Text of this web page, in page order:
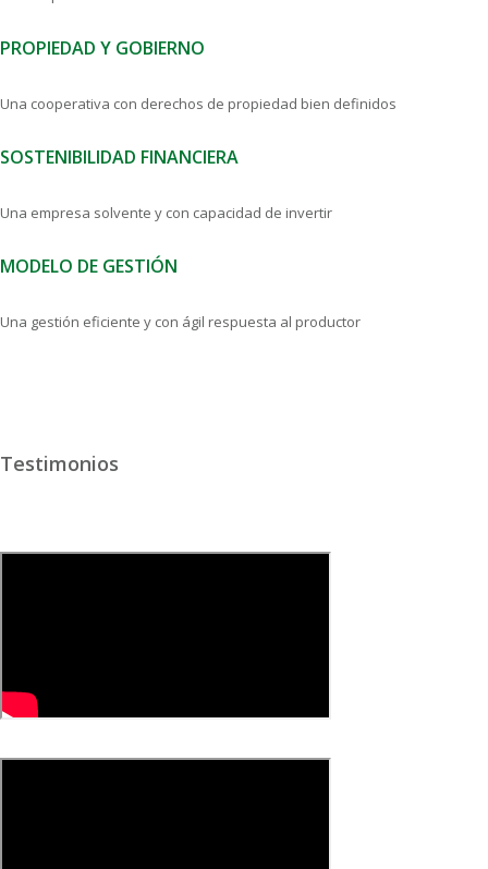
PROPIEDAD Y GOBIERNO
Una cooperativa con derechos de propiedad bien definidos
SOSTENIBILIDAD FINANCIERA
Una empresa solvente y con capacidad de invertir
MODELO DE GESTIÓN
Una gestión eficiente y con ágil respuesta al productor
Testimonios